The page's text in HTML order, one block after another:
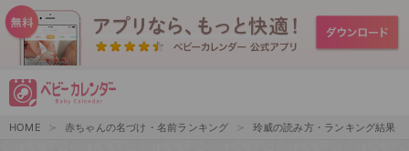
HOME 赤ちゃんの名づけ・名前ランキング 玲威の読み方・ランキング結果